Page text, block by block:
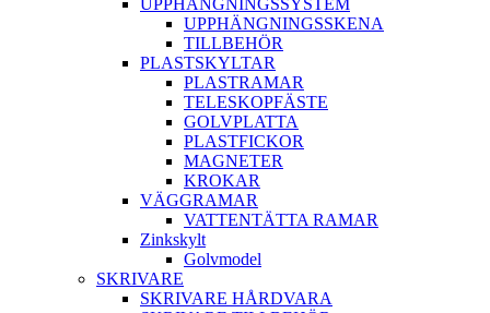
UPPHÄNGNINGSSYSTEM
UPPHÄNGNINGSSKENA
TILLBEHÖR
PLASTSKYLTAR
PLASTRAMAR
TELESKOPFÄSTE
GOLVPLATTA
PLASTFICKOR
MAGNETER
KROKAR
VÄGGRAMAR
VATTENTÄTTA RAMAR
Zinkskylt
Golvmodel
SKRIVARE
SKRIVARE HÅRDVARA